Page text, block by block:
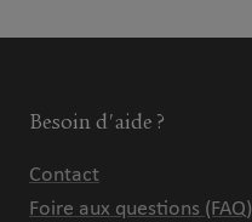
Besoin d'aide ?
Contact
Foire aux questions (FAQ)